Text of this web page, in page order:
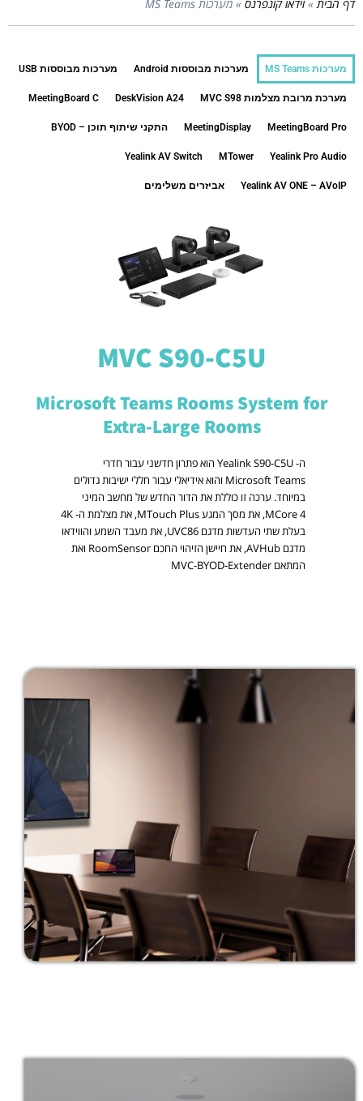
דף הבית» וידאו קונפרנס » מערכות MS Teams
מערכות MS Teams מערכות מבוססות Android מערכות מבוססות USB
מערכת מרובת מצלמות MVC S98 DeskVision A24
MeetingBoard C
MeetingBoard Pro
MeetingDisplay התקני שיתוף תוכן – BYOD
Yealink Pro Audio
MTower
Yealink AV Switch
Yealink AV ONE – AVoIP אביזרים משלימים
MVC S90-C5U
Microsoft Teams Rooms System for
Extra-Large Rooms
ה- Yealink S90-C5U הוא פתרון חדשני עבור חדרי
Microsoft Teams והוא אידיאלי עבור חללי ישיבות גדולים
במיוחד. ערכה זו כוללת את הדור החדש של מחשב המיני
MCore 4, את מסך המגע MTouch Plus, את מצלמת ה- 4K
בעלת שתי העדשות מדגם UVC86, את מעבד השמע והווידאו
מדגם AVHub, את חיישן הזיהוי החכם
RoomSensor ואת
המתאם MVC-BYOD-Extender